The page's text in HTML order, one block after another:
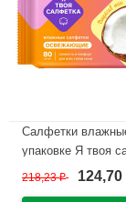
Салфетки
упаковке Я твоя
Tropical mix
218,23₽ 124,70